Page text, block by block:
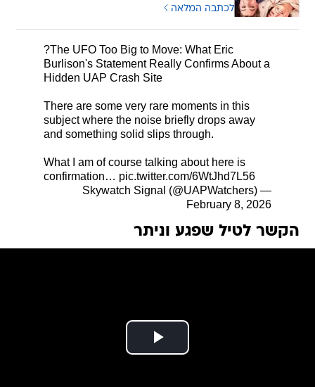
לכתבה המלאה
?The UFO Too Big to Move: What Eric
Burlison's Statement Really Confirms About a
Hidden UAP Crash Site
There are some very rare moments in this
subject where the noise briefly drops away
and something solid slips through.
What I am of course talking about here is
confirmation… pic.twitter.com/6WtJhd7L56
— Skywatch Signal (@UAPWatchers)
February 8, 2026
הקשר לטיל שפגע וניתר